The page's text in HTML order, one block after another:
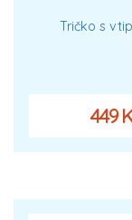
Tričko s
449